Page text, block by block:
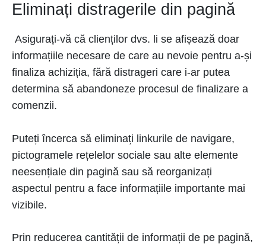
Eliminați distragerile din pagină
Asigurați-vă că clienților dvs. li se afișează doar
informațiile necesare de care au nevoie pentru a-și
finaliza achiziția, fără distrageri care i-ar putea
determina să abandoneze procesul de finalizare a
comenzii.
Puteți încerca să eliminați linkurile de navigare,
pictogramele rețelelor sociale sau alte elemente
neesențiale din pagină sau să reorganizați
aspectul pentru a face informațiile importante mai
vizibile.
Prin reducerea cantității de informații de pe pagină,